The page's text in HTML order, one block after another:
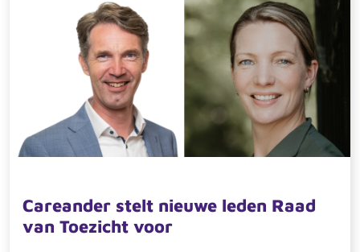
Careander stelt nieuwe leden Raad
van Toezicht voor